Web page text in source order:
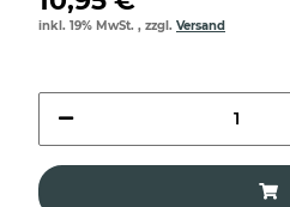
inkl. 19% MwSt. , zzgl. Versand